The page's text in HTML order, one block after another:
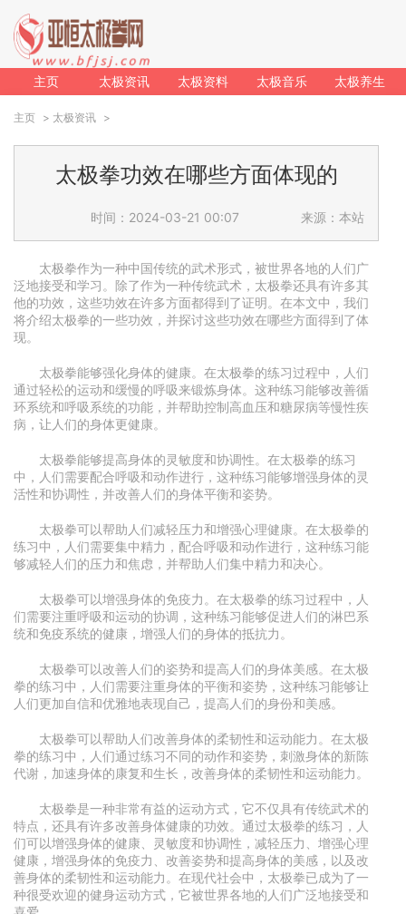
主页 太极资讯 太极资料 太极音乐 太极养生
主页 > 太极资讯 >
太极拳功效在哪些方面体现的
时间：2024-03-21 00:07 来源：本站
太极拳作为一种中国传统的武术形式，被世界各地的人们广
泛地接受和学习。除了作为一种传统武术，太极拳还具有许多其
他的功效，这些功效在许多方面都得到了证明。在本文中，我们
将介绍太极拳的一些功效，并探讨这些功效在哪些方面得到了体
现。
太极拳能够强化身体的健康。在太极拳的练习过程中，人们
通过轻松的运动和缓慢的呼吸来锻炼身体。这种练习能够改善循
环系统和呼吸系统的功能，并帮助控制高血压和糖尿病等慢性疾
病，让人们的身体更健康。
太极拳能够提高身体的灵敏度和协调性。在太极拳的练习
中，人们需要配合呼吸和动作进行，这种练习能够增强身体的灵
活性和协调性，并改善人们的身体平衡和姿势。
太极拳可以帮助人们减轻压力和增强心理健康。在太极拳的
练习中，人们需要集中精力，配合呼吸和动作进行，这种练习能
够减轻人们的压力和焦虑，并帮助人们集中精力和决心。
太极拳可以增强身体的免疫力。在太极拳的练习过程中，人
们需要注重呼吸和运动的协调，这种练习能够促进人们的淋巴系
统和免疫系统的健康，增强人们的身体的抵抗力。
太极拳可以改善人们的姿势和提高人们的身体美感。在太极
拳的练习中，人们需要注重身体的平衡和姿势，这种练习能够让
人们更加自信和优雅地表现自己，提高人们的身份和美感。
太极拳可以帮助人们改善身体的柔韧性和运动能力。在太极
拳的练习中，人们通过练习不同的动作和姿势，刺激身体的新陈
代谢，加速身体的康复和生长，改善身体的柔韧性和运动能力。
太极拳是一种非常有益的运动方式，它不仅具有传统武术的
特点，还具有许多改善身体健康的功效。通过太极拳的练习，人
们可以增强身体的健康、灵敏度和协调性，减轻压力、增强心理
健康，增强身体的免疫力、改善姿势和提高身体的美感，以及改
善身体的柔韧性和运动能力。在现代社会中，太极拳已成为了一
种很受欢迎的健身运动方式，它被世界各地的人们广泛地接受和